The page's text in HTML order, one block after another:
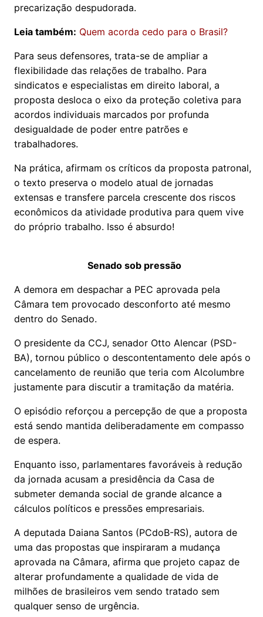
precarização despudorada.
Leia também: Quem acorda cedo para o Brasil?
Para seus defensores, trata-se de ampliar a
flexibilidade das relações de trabalho. Para
sindicatos e especialistas em direito laboral, a
proposta desloca o eixo da proteção coletiva para
acordos individuais marcados por profunda
desigualdade de poder entre patrões e
trabalhadores.
Na prática, afirmam os críticos da proposta patronal,
o texto preserva o modelo atual de jornadas
extensas e transfere parcela crescente dos riscos
econômicos da atividade produtiva para quem vive
do próprio trabalho. Isso é absurdo!
Senado sob pressão
A demora em despachar a PEC aprovada pela
Câmara tem provocado desconforto até mesmo
dentro do Senado.
O presidente da CCJ, senador Otto Alencar (PSD-
BA), tornou público o descontentamento dele após o
cancelamento de reunião que teria com Alcolumbre
justamente para discutir a tramitação da matéria.
O episódio reforçou a percepção de que a proposta
está sendo mantida deliberadamente em compasso
de espera.
Enquanto isso, parlamentares favoráveis à redução
da jornada acusam a presidência da Casa de
submeter demanda social de grande alcance a
cálculos políticos e pressões empresariais.
A deputada Daiana Santos (PCdoB-RS), autora de
uma das propostas que inspiraram a mudança
aprovada na Câmara, afirma que projeto capaz de
alterar profundamente a qualidade de vida de
milhões de brasileiros vem sendo tratado sem
qualquer senso de urgência.